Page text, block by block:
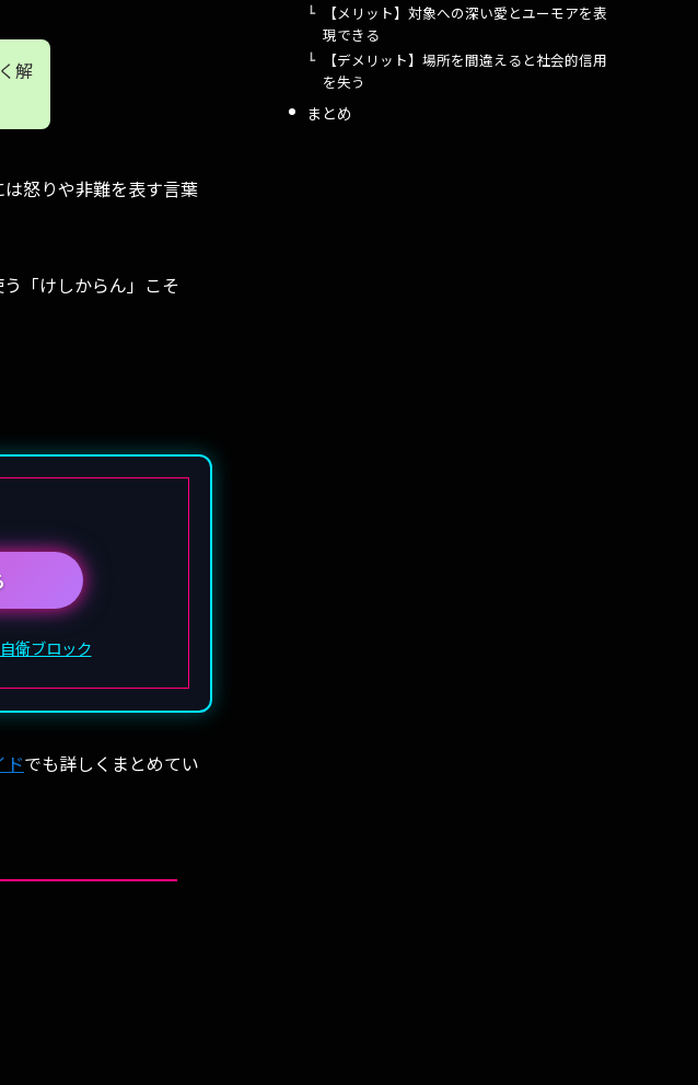
解
怒りや非難を表す言葉
「けしからん」こそ
自衛ブロック
でも詳しくまとめてい
【メリット】対象への深い愛とユーモアを表
現できる
【デメリット】場所を間違えると社会的信用
を失う
まとめ